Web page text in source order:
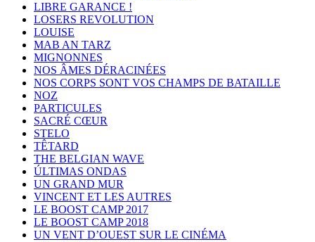
LIBRE GARANCE !
LOSERS REVOLUTION
LOUISE
MAB AN TARZ
MIGNONNES
NOS ÂMES DÉRACINÉES
NOS CORPS SONT VOS CHAMPS DE BATAILLE
NOZ
PARTICULES
SACRÉ CŒUR
STELO
TÊTARD
THE BELGIAN WAVE
ÚLTIMAS ONDAS
UN GRAND MUR
VINCENT ET LES AUTRES
LE BOOST CAMP 2017
LE BOOST CAMP 2018
UN VENT D’OUEST SUR LE CINÉMA